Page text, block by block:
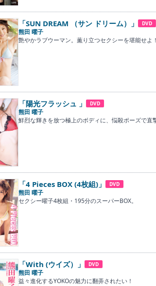
「SUN DREAM （サン ドリーム）」 DVD
熊田 曜子
艶やかラブウーマン。薫り立つセクシーを堪能せよ！
「陽光フラッシュ 」 DVD
熊田 曜子
鮮烈な輝きを放つ極上のボディに、悩殺ポーズで直
「4 Pieces BOX (4枚組)」 DVD
熊田 曜子
セクシー曜子4枚組・195分のスーパーBOX。
「With (ウイズ）」 DVD
熊田 曜子
益々進化するYOKOの魅力に翻弄されたい！